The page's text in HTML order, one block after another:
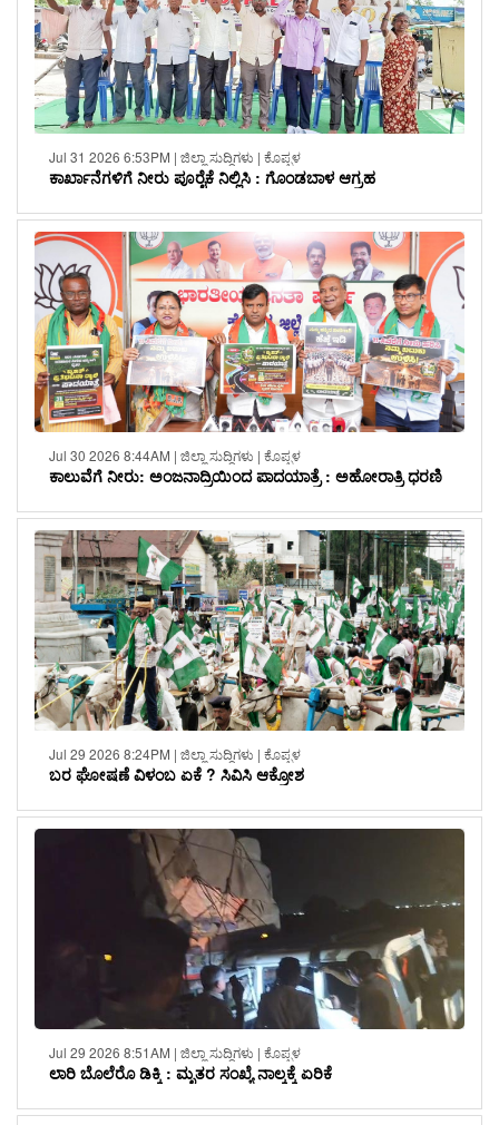
Jul 31 2026 6:53PM | ಜಿಲ್ಲಾ ಸುದ್ದಿಗಳು | ಕೊಪ್ಪಳ
ಕಾರ್ಖಾನೆಗಳಿಗೆ ನೀರು ಪೂರೈಕೆ ನಿಲ್ಲಿಸಿ : ಗೊಂಡಬಾಳ ಆಗ್ರಹ
Jul 30 2026 8:44AM | ಜಿಲ್ಲಾ ಸುದ್ದಿಗಳು | ಕೊಪ್ಪಳ
ಕಾಲುವೆಗೆ ನೀರು: ಅಂಜನಾದ್ರಿಯಿಂದ ಪಾದಯಾತ್ರೆ : ಅಹೋರಾತ್ರಿ ಧರಣಿ
Jul 29 2026 8:24PM | ಜಿಲ್ಲಾ ಸುದ್ದಿಗಳು | ಕೊಪ್ಪಳ
ಬರ ಘೋಷಣೆ ವಿಳಂಬ ಏಕೆ ? ಸಿವಿಸಿ ಆಕ್ರೋಶ
Jul 29 2026 8:51AM | ಜಿಲ್ಲಾ ಸುದ್ದಿಗಳು | ಕೊಪ್ಪಳ
ಲಾರಿ ಬೊಲೆರೊ ಡಿಕ್ಕಿ : ಮೃತರ ಸಂಖ್ಯೆ ನಾಲ್ಕಕ್ಕೆ ಏರಿಕೆ